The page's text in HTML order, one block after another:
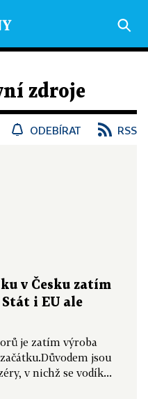
zdroje
ODEBÍRAT RSS
v Česku zatím
i EU ale
je zatím výroba
jsou
v nichž se vodík...